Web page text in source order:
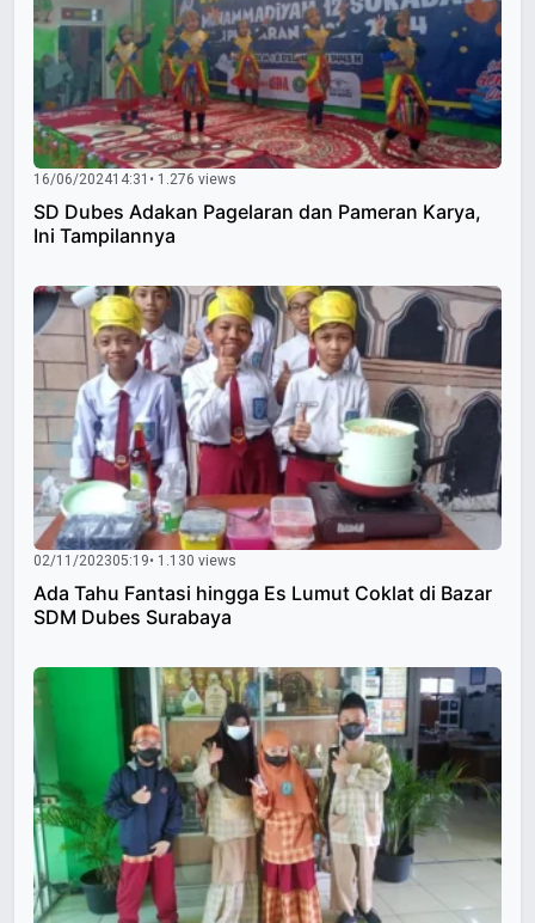
16/06/202414:31 • 1.276 views
SD Dubes Adakan Pagelaran dan Pameran Karya,
Ini Tampilannya
02/11/202305:19• 1.130 views
Ada Tahu Fantasi hingga Es Lumut Coklat di Bazar
SDM Dubes Surabaya